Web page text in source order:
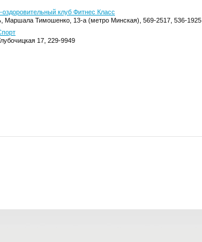
клуб Фитнес Класс
, Маршала Тимошенко, 13-а (метро Минская), 569-2517, 536-1925
17, 229-9949